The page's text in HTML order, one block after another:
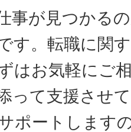
事が見つかる
す。転職に関
はお気軽にご
って支援させ
ポートします